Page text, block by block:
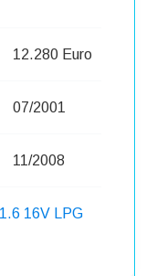
12.280 Euro
07/2001
11/2008
16V LPG